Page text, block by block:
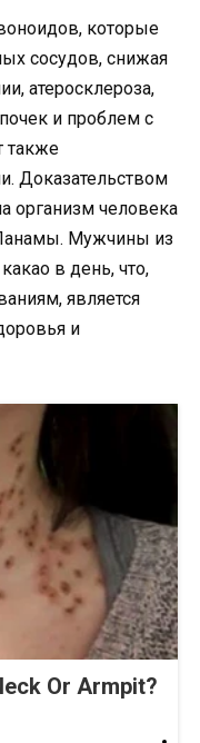
которые
сосудов, снижая
атеросклероза,
и проблем с
также
Доказательством
организм человека
Мужчины из
в день, что,
является
и
Or Armpit?